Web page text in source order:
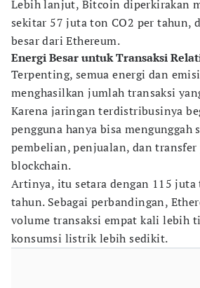
Lebih lanjut, Bitcoin diperkirakan
sekitar 57 juta ton CO2 per tahun,
besar dari Ethereum.
Energi Besar untuk Transaksi
Terpenting, semua energi dan
menghasilkan jumlah transaksi
Karena jaringan terdistribusinya
pengguna hanya bisa mengunggah
pembelian, penjualan, dan transfer
blockchain.
Artinya, itu setara dengan 115 juta
tahun. Sebagai perbandingan,
volume transaksi empat kali lebih
konsumsi listrik lebih sedikit.